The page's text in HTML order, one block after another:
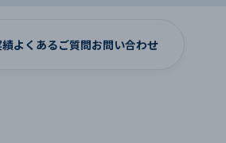
よくあるご質問お問い合わせ